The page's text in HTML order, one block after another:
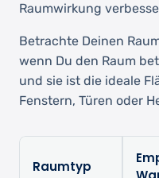
Raumwirkung
Betrachte Deinen
wenn Du den Raum
und sie ist die ideale
Fenstern, Türen oder
Raumtyp